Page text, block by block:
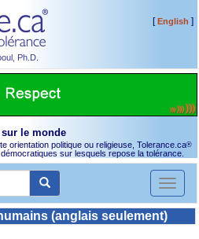
Ph.D.
[English ]
le monde
orientation politique ou religieuse, Tolerance.ca®
sur lesquels repose la tolérance.
Toggle
(anglais seulement)